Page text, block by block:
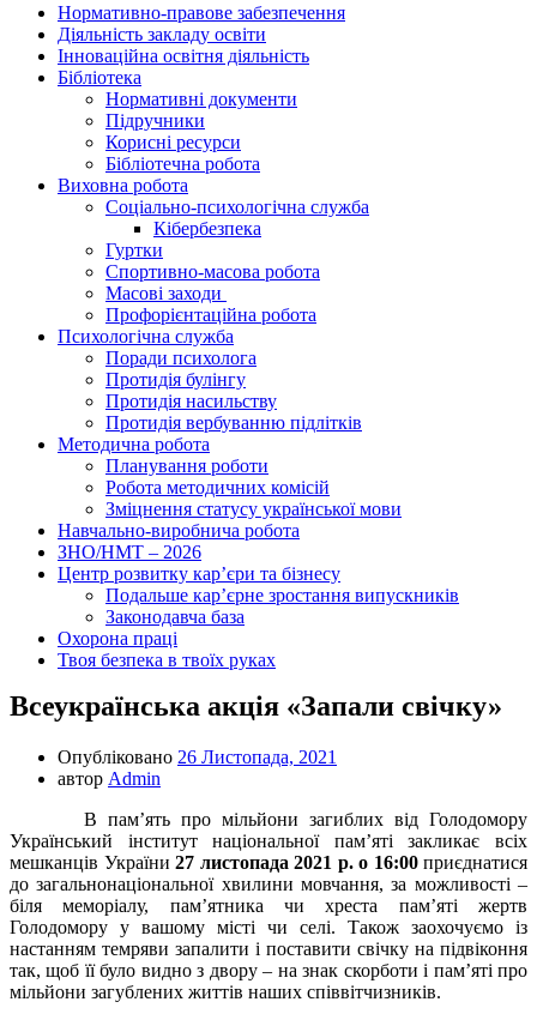
Нормативно-правове забезпечення
Діяльність закладу освіти
Інноваційна освітня діяльність
Бібліотека
Нормативні документи
Підручники
Корисні ресурси
Бібліотечна робота
Виховна робота
Соціально-психологічна служба
Кібербезпека
Гуртки
Спортивно-масова робота
Масові заходи
Профорієнтаційна робота
Психологічна служба
Поради психолога
Протидія булінгу
Протидія насильству
Протидія вербуванню підлітків
Методична робота
Планування роботи
Робота методичних комісій
Зміцнення статусу української мови
Навчально-виробнича робота
ЗНО/НМТ – 2026
Центр розвитку кар’єри та бізнесу
Подальше кар’єрне зростання випускників
Законодавча база
Охорона праці
Твоя безпека в твоїх руках
Всеукраїнська акція «Запали свічку»
Опубліковано 26 Листопада, 2021
автор Admin
В пам’ять про мільйони загиблих від Голодомору
Український інститут національної пам’яті закликає всіх
мешканців України 27 листопада 2021 р. о 16:00приєднатися
до загальнонаціональної хвилини мовчання, за можливості –
біля меморіалу, пам’ятника чи хреста пам’яті жертв
Голодомору у вашому місті чи селі. Також заохочуємо із
настанням темряви запалити і поставити свічку на підвіконня
так, щоб її було видно з двору – на знак скорботи і пам’яті про
мільйони загублених життів наших співвітчизників.